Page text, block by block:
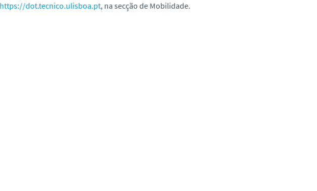
https://dot.tecnico.ulisboa.pt, na secção de Mobilidade.